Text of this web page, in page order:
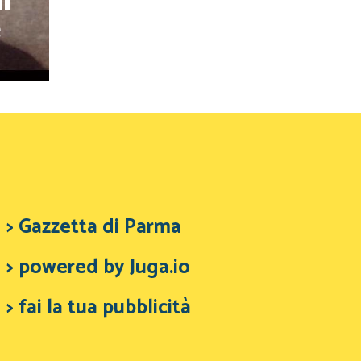
> Gazzetta di Parma
> powered by Juga.io
> fai la tua pubblicità